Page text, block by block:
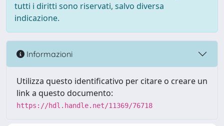
tutti i diritti sono riservati, salvo diversa
indicazione.
Informazioni
Utilizza questo identificativo per citare o creare un
link a questo documento:
https://hdl.handle.net/11369/76718